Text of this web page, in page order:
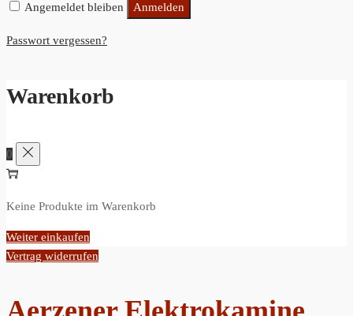
Angemeldet bleiben Anmelden
Passwort vergessen?
Warenkorb
0
Keine Produkte im Warenkorb
Weiter einkaufen
Vertrag widerrufen